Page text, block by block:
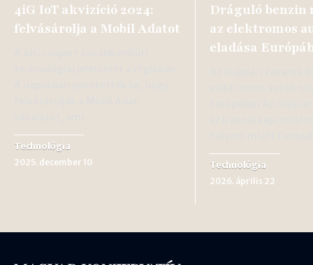
4iG IoT akvizíció 2024:
felvásárolja a Mobil Adatot
Technológia
2025. december 10
Dráguló benzin
az elektromos
eladása
Technológia
2026. április 22